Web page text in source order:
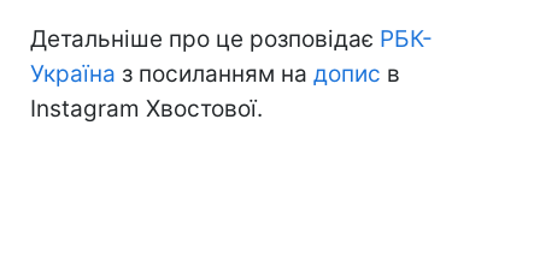
Детальніше про це розповідає РБК-
Україна з посиланням на допис в
Instagram Хвостової.